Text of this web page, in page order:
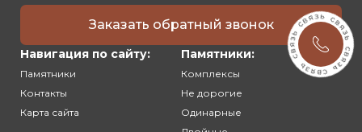
Заказать обратный звонок
Навигация по сайту:
Памятники
Контакты
Карта сайта
Памятники:
Комплексы
Не дорогие
Одинарные